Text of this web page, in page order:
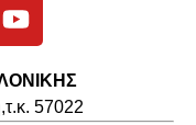
57022